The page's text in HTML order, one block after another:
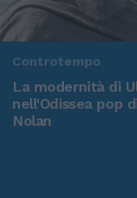
Controtempo
La modernità di
nell'Odissea pop
Nolan